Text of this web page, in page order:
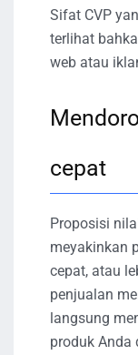
Sifat CVP
terlihat
web atau
cepat
Proposisi
meyakinkan
cepat, atau
penjualan
langsung
produk Anda